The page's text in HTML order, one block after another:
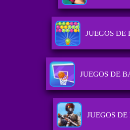
JUEGOS DE
JUEGOS DE
JUEGOS DE